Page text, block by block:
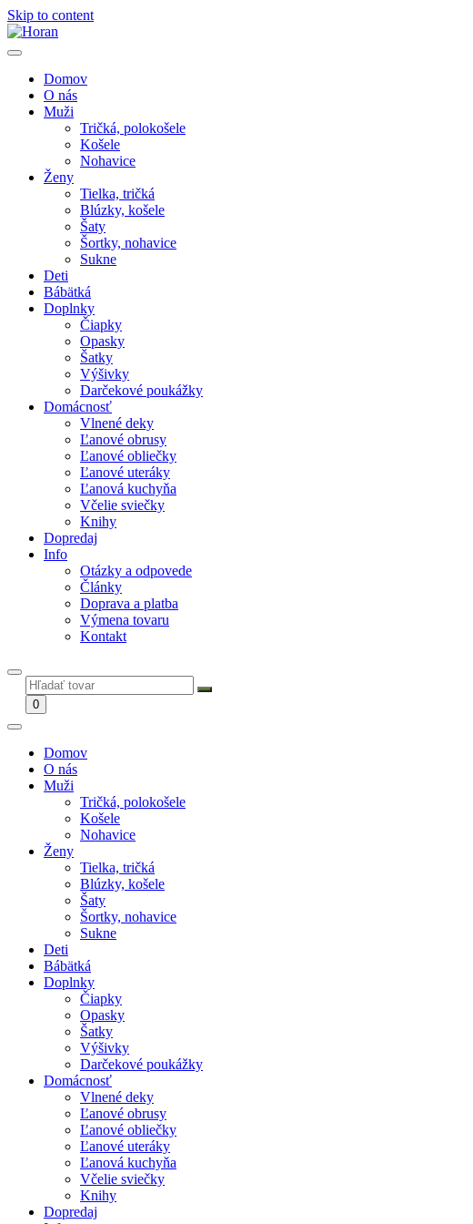
Skip to content
Domov
O nás
Muži
Tričká, polokošele
Košele
Nohavice
Ženy
Tielka, tričká
Blúzky, košele
Šaty
Šortky, nohavice
Sukne
Deti
Bábätká
Doplnky
Čiapky
Opasky
Šatky
Výšivky
Darčekové poukážky
Domácnosť
Vlnené deky
Ľanové obrusy
Ľanové obliečky
Ľanové uteráky
Ľanová kuchyňa
Včelie sviečky
Knihy
Dopredaj
Info
Otázky a odpovede
Články
Doprava a platba
Výmena tovaru
Kontakt
0
Domov
O nás
Muži
Tričká, polokošele
Košele
Nohavice
Ženy
Tielka, tričká
Blúzky, košele
Šaty
Šortky, nohavice
Sukne
Deti
Bábätká
Doplnky
Čiapky
Opasky
Šatky
Výšivky
Darčekové poukážky
Domácnosť
Vlnené deky
Ľanové obrusy
Ľanové obliečky
Ľanové uteráky
Ľanová kuchyňa
Včelie sviečky
Knihy
Dopredaj